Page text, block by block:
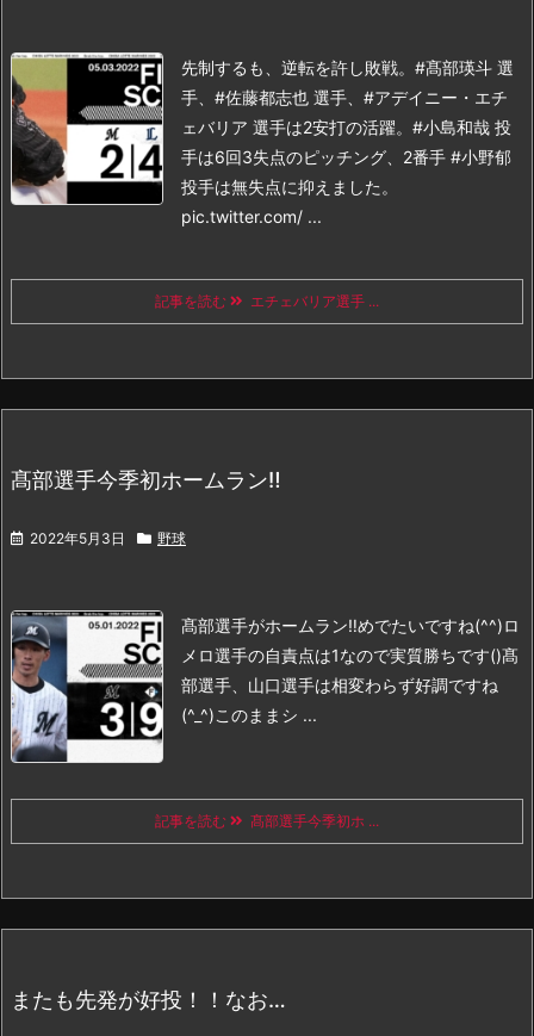
先制するも、逆転を許し敗戦。#髙部瑛斗 選
手、#佐藤都志也 選手、#アデイニー・エチ
ェバリア 選手は2安打の活躍。#小島和哉 投
手は6回3失点のピッチング、2番手 #小野郁
投手は無失点に抑えました。
pic.twitter.com/ ...
記事を読む エチェバリア選手 ...
髙部選手今季初ホームラン‼️
2022年5月3日 野球
髙部選手がホームラン‼️めでたいですね(^^)ロ
メロ選手の自責点は1なので実質勝ちです()髙
部選手、山口選手は相変わらず好調ですね
(^_^)このままシ ...
記事を読む 髙部選手今季初ホ ...
またも先発が好投！！なお…